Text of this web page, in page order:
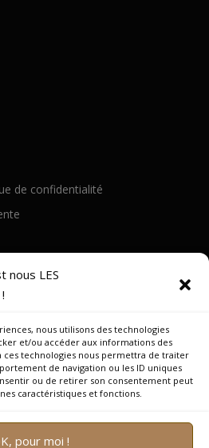
nous LES
nous utilisons des technologies
et/ou accéder aux informations des
ces technologies nous permettra de traiter
de navigation ou les ID uniques
ou de retirer son consentement peut
caractéristiques et fonctions.
pour moi !
de confidentialité